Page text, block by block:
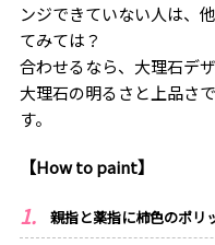
ンジできていない人は、
てみては？
合わせるなら、大理石デ
大理石の明るさと上品さ
す。
【How to paint】
親指と薬指に柿色のポリ